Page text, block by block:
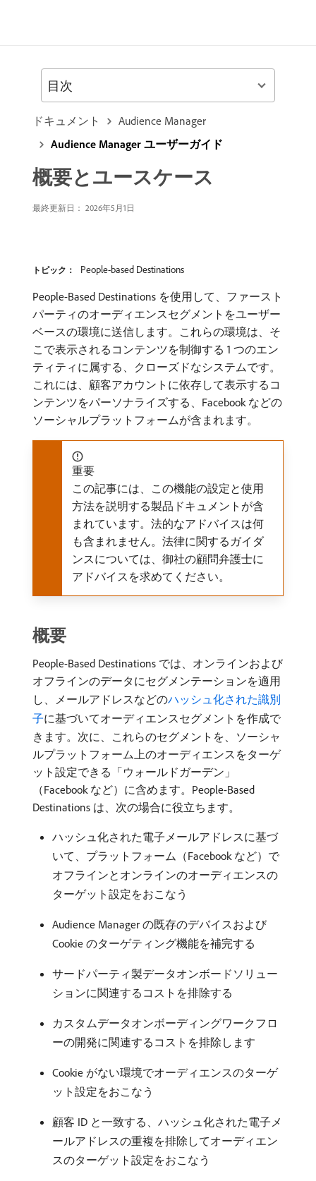
ドキュメント
Audience Manager
Audience Manager ユーザーガイド
概要とユースケース
最終更新日： 2026年5月1日
トピック： People-based Destinations
People-Based Destinations を使用して、ファースト
パーティのオーディエンスセグメントをユーザー
ベースの環境に送信します。これらの環境は、そ
こで表示されるコンテンツを制御する 1 つのエン
ティティに属する、クローズドなシステムです。
これには、顧客アカウントに依存して表示するコ
ンテンツをパーソナライズする、Facebook などの
ソーシャルプラットフォームが含まれます。
重要
この記事には、この機能の設定と使用
方法を説明する製品ドキュメントが含
まれています。法的なアドバイスは何
も含まれません。法律に関するガイダ
ンスについては、御社の顧問弁護士に
アドバイスを求めてください。
概要
People-Based Destinations では、オンラインおよび
オフラインのデータにセグメンテーションを適用
し、メールアドレスなどのハッシュ化された識別
子に基づいてオーディエンスセグメントを作成で
きます。次に、これらのセグメントを、ソーシャ
ルプラットフォーム上のオーディエンスをターゲ
ット設定できる「ウォールドガーデン」
（Facebook など）に含めます。People-Based
Destinations は、次の場合に役立ちます。
ハッシュ化された電子メールアドレスに基づ
いて、プラットフォーム（Facebook など）で
オフラインとオンラインのオーディエンスの
ターゲット設定をおこなう
Audience Manager の既存のデバイスおよび
Cookie のターゲティング機能を補完する
サードパーティ製データオンボードソリュー
ションに関連するコストを排除する
カスタムデータオンボーディングワークフロ
ーの開発に関連するコストを排除します
Cookie がない環境でオーディエンスのターゲ
ット設定をおこなう
顧客 ID と一致する、ハッシュ化された電子メ
ールアドレスの重複を排除してオーディエン
スのターゲット設定をおこなう
目次